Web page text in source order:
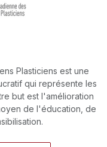
Plasticiens est une
qui représente les
but est l'amélioration
de l'éducation, de